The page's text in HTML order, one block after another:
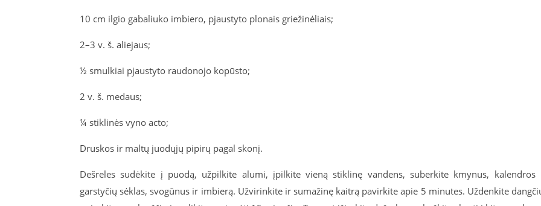
10 cm ilgio gabaliuko imbiero, pjaustyto plonais griežinėliais;
2–3 v. š. aliejaus;
½ smulkiai pjaustyto raudonojo kopūsto;
2 v. š. medaus;
¼ stiklinės vyno acto;
Druskos ir maltų juodųjų pipirų pagal skonį.
Dešreles sudėkite į puodą, užpilkite alumi, įpilkite vieną stiklinę vandens, suberkite kmynus, kalendros
garstyčių sėklas, svogūnus ir imbierą. Užvirinkite ir sumažinę kaitrą pavirkite apie 5 minutes. Uždenkite